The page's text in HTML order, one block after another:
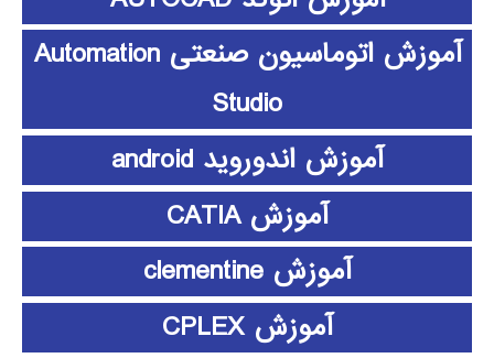
آموزش اتوماسیون صنعتی Automation
Studio
آموزش اندوروید android
آموزش CATIA
آموزش clementine
آموزش CPLEX